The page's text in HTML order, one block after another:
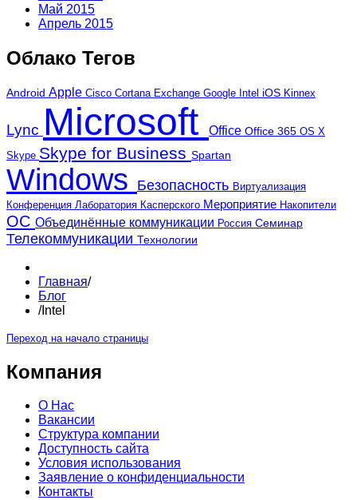
Май 2015
Апрель 2015
Облако Тегов
Android Apple Cisco Cortana Exchange Google Intel iOS Kinnex
Lync Microsoft Office Office 365 OS X
Skype Skype for Business Spartan
Windows Безопасность Виртуализация
Конференция Лаборатория Касперского Мероприятие Накопители
ОС Объединённые коммуникации Россия Семинар
Телекоммуникации Технологии
Главная/
Блог
/Intel
Переход на начало страницы
Компания
О Нас
Вакансии
Структура компании
Доступность сайта
Условия использования
Заявление о конфиденциальности
Контакты